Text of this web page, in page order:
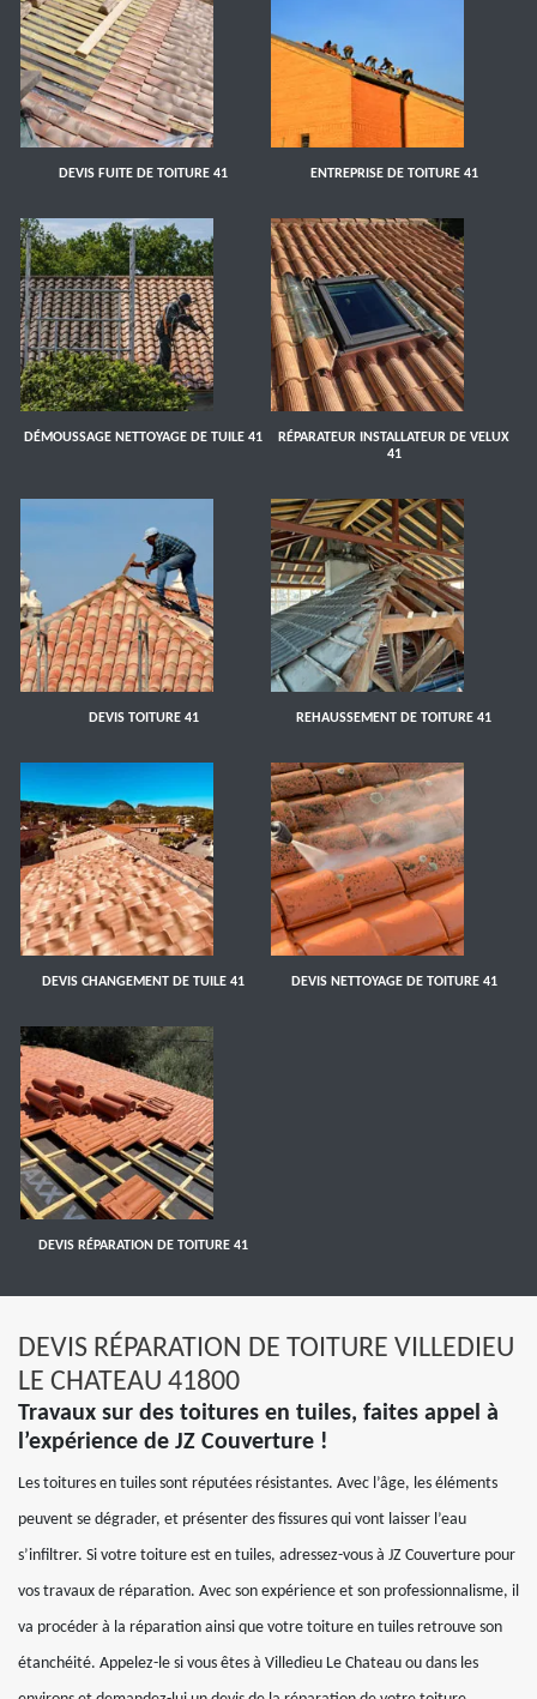
DEVIS FUITE DE TOITURE 41 ENTREPRISE DE TOITURE 41
DÉMOUSSAGE NETTOYAGE DE TUILE 41
RÉPARATEUR INSTALLATEUR DE VELUX
41
DEVIS TOITURE 41 REHAUSSEMENT DE TOITURE 41
DEVIS CHANGEMENT DE TUILE 41 DEVIS NETTOYAGE DE TOITURE 41
DEVIS RÉPARATION DE TOITURE 41
DEVIS RÉPARATION DE TOITURE VILLEDIEU
LE CHATEAU 41800
Travaux sur des toitures en tuiles, faites appel à
l’expérience de JZ Couverture !
Les toitures en tuiles sont réputées résistantes. Avec l’âge, les éléments
peuvent se dégrader, et présenter des fissures qui vont laisser l’eau
s’infiltrer. Si votre toiture est en tuiles, adressez-vous à JZ Couverture pour
vos travaux de réparation. Avec son expérience et son professionnalisme, il
va procéder à la réparation ainsi que votre toiture en tuiles retrouve son
étanchéité. Appelez-le si vous êtes à Villedieu Le Chateau ou dans les